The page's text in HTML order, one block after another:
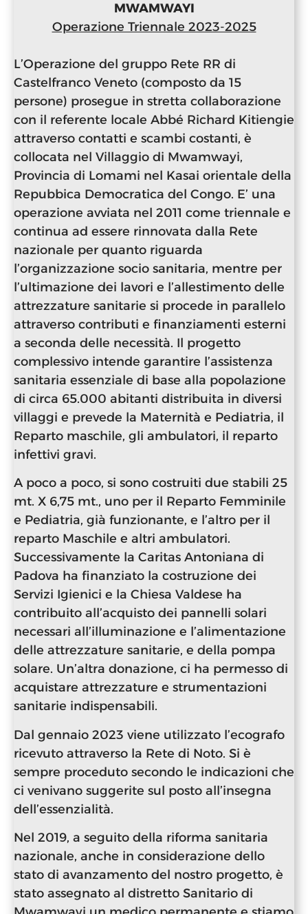
MWAMWAYI
Operazione Triennale 2023-2025
L’Operazione del gruppo Rete RR di
Castelfranco Veneto (composto da 15
persone) prosegue in stretta collaborazione
con il referente locale Abbé Richard Kitiengie
attraverso contatti e scambi costanti, è
collocata nel Villaggio di Mwamwayi,
Provincia di Lomami nel Kasai orientale della
Repubbica Democratica del Congo. E’ una
operazione avviata nel 2011 come triennale e
continua ad essere rinnovata dalla Rete
nazionale per quanto riguarda
l’organizzazione socio sanitaria, mentre per
l’ultimazione dei lavori e l’allestimento delle
attrezzature sanitarie si procede in parallelo
attraverso contributi e finanziamenti esterni
a seconda delle necessità. Il progetto
complessivo intende garantire l’assistenza
sanitaria essenziale di base alla popolazione
di circa 65.000 abitanti distribuita in diversi
villaggi e prevede la Maternità e Pediatria, il
Reparto maschile, gli ambulatori, il reparto
infettivi gravi.
A poco a poco, si sono costruiti due stabili 25
mt. X 6,75 mt., uno per il Reparto Femminile
e Pediatria, già funzionante, e l’altro per il
reparto Maschile e altri ambulatori.
Successivamente la Caritas Antoniana di
Padova ha finanziato la costruzione dei
Servizi Igienici e la Chiesa Valdese ha
contribuito all’acquisto dei pannelli solari
necessari all’illuminazione e l’alimentazione
delle attrezzature sanitarie, e della pompa
solare. Un’altra donazione, ci ha permesso di
acquistare attrezzature e strumentazioni
sanitarie indispensabili.
Dal gennaio 2023 viene utilizzato l’ecografo
ricevuto attraverso la Rete di Noto. Si è
sempre proceduto secondo le indicazioni che
ci venivano suggerite sul posto all’insegna
dell’essenzialità.
Nel 2019, a seguito della riforma sanitaria
nazionale, anche in considerazione dello
stato di avanzamento del nostro progetto, è
stato assegnato al distretto Sanitario di